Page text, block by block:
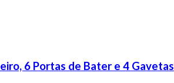
6 Portas de Bater e 4 Gavetas